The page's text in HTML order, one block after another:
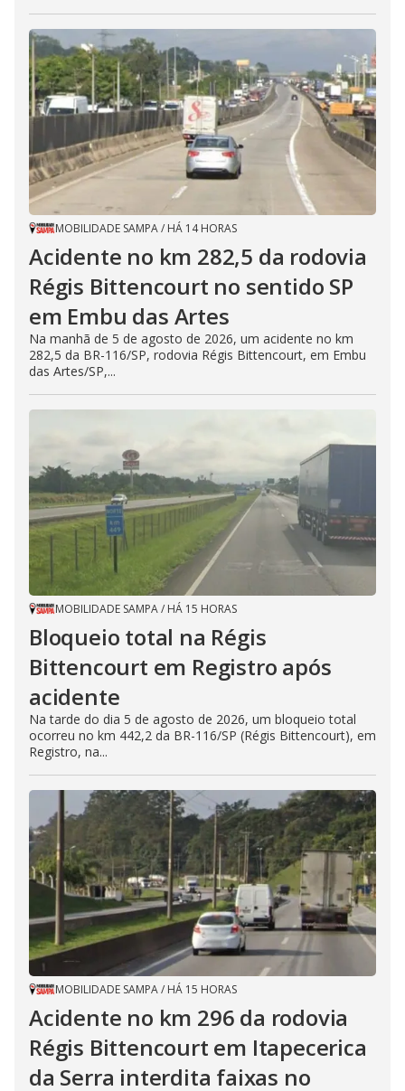
MOBILIDADE SAMPA/ HÁ 14 HORAS
Acidente no km 282,5 da rodovia
Régis Bittencourt no sentido SP
em Embu das Artes
Na manhã de 5 de agosto de 2026, um acidente no km
282,5 da BR-116/SP, rodovia Régis Bittencourt, em Embu
das Artes/SP,...
MOBILIDADE SAMPA/ HÁ 15 HORAS
Bloqueio total na Régis
Bittencourt em Registro após
acidente
Na tarde do dia 5 de agosto de 2026, um bloqueio total
ocorreu no km 442,2 da BR-116/SP (Régis Bittencourt), em
Registro, na...
MOBILIDADE SAMPA/ HÁ 15 HORAS
Acidente no km 296 da rodovia
Régis Bittencourt em Itapecerica
da Serra interdita faixas no